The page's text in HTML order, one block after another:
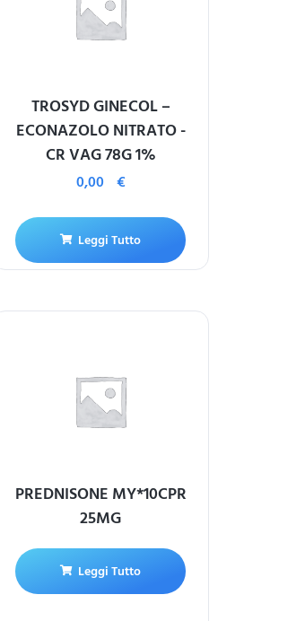
TROSYD GINECOL –
ECONAZOLO NITRATO -
CR VAG 78G 1%
0,00 €
Leggi Tutto
PREDNISONE MY*10CPR
25MG
Leggi Tutto